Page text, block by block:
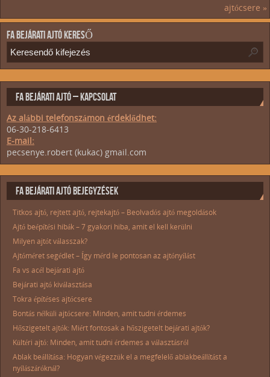
ajtócsere »
FA BEJÁRATI AJTÓ KERESŐ
FA BEJÁRATI AJTÓ – KAPCSOLAT
Az alábbi telefonszámon érdeklődhet:
06-30-218-6413
E-mail:
pecsenye.robert (kukac) gmail.com
FA BEJÁRATI AJTÓ BEJEGYZÉSEK
Titkos ajtó, rejtett ajtó, rejtekajtó – Beolvadós ajtó megoldások
Ajtó beépítési hibák – 7 gyakori hiba, amit el kell kerülni
Milyen ajtót válasszak?
Ajtóméret segédlet – Így mérd le pontosan az ajtónyílást
Fa vs acél bejárati ajtó
Bejárati ajtó kiválasztása
Tokra építéses ajtócsere
Bontás nélküli ajtócsere: Minden, amit tudni érdemes
Hőszigetelt ajtók: Miért fontosak a hőszigetelt bejárati ajtók?
Kültéri ajtó: Minden, amit tudni érdemes a választásról
Ablak beállítása: Hogyan végezzük el a megfelelő ablakbeállítást a
nyílászáróknál?